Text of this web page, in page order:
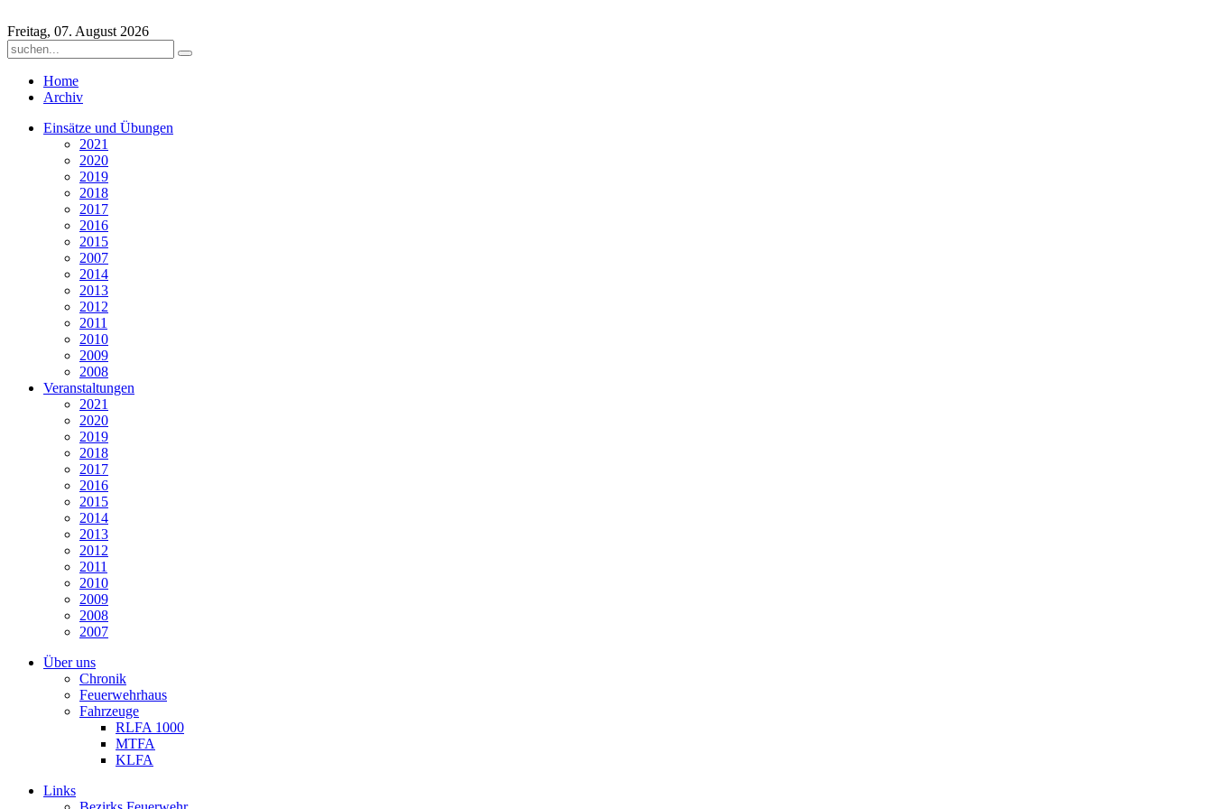
Freitag, 07. August 2026
Home
Archiv
Einsätze und Übungen
2021
2020
2019
2018
2017
2016
2015
2007
2014
2013
2012
2011
2010
2009
2008
Veranstaltungen
2021
2020
2019
2018
2017
2016
2015
2014
2013
2012
2011
2010
2009
2008
2007
Über uns
Chronik
Feuerwehrhaus
Fahrzeuge
RLFA 1000
MTFA
KLFA
Links